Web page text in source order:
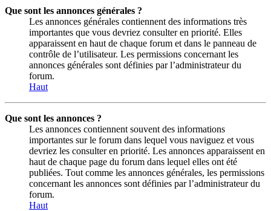
Que sont les annonces générales ?
Les annonces générales contiennent des informations très
importantes que vous devriez consulter en priorité. Elles
apparaissent en haut de chaque forum et dans le panneau de
contrôle de l’utilisateur. Les permissions concernant les
annonces générales sont définies par l’administrateur du
forum.
Haut
Que sont les annonces ?
Les annonces contiennent souvent des informations
importantes sur le forum dans lequel vous naviguez et vous
devriez les consulter en priorité. Les annonces apparaissent en
haut de chaque page du forum dans lequel elles ont été
publiées. Tout comme les annonces générales, les permissions
concernant les annonces sont définies par l’administrateur du
forum.
Haut